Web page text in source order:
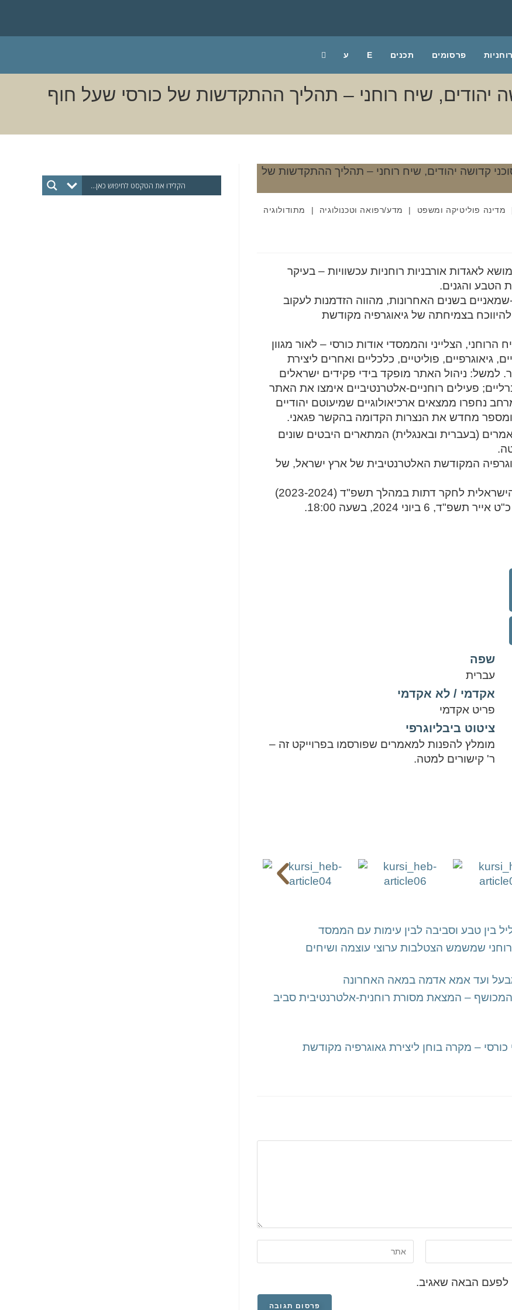
פרסומים תכנים E ע
יהודים, שיח רוחני – תהליך ההתקדשות של כורסי שעל חוף
מדינה פוליטיקה ומשפט | מדע/רפואה וטכנולוגיה |
מתודולוגיה
לאגדות אורבניות רוחניות עכשוויות – בעיקר
הטבע והגנים.
בשנים האחרונות, מהווה הזדמנות לעקוב
בצמיחתה של גיאוגרפיה מקודשת
הצלייני והממסדי אודות כורסי – לאור מגוון
פוליטיים, כלכליים ואחרים ליצירת
למשל: ניהול האתר מופקד בידי פקידים ישראלים
פעילים רוחניים-אלטרנטיביים אימצו את האתר
נחפרו ממצאים ארכיאולוגיים שמיעוטם יהודיים
ומספר מחדש את הנצרות הקדומה בהקשר פגאני.
(בעברית ובאנגלית) המתארים היבטים שונים
המקודשת האלטרנטיבית של ארץ ישראל, של
ההרצאה נכללה בסדרת הרצאות זוום של האגודה הישראלית לחקר דתות במהלך תשפ"ד (2023-2024)
2024, בשעה 18:00.
שפה
עברית
אקדמי / לא אקדמי
פריט אקדמי
ציטוט ביבליוגרפי
מומלץ להפנות למאמרים שפורסמו בפרוייקט זה –
ר' קישורים למטה.
בין טבע וסביבה לבין עימות עם הממסד
שמשמש הצטלבות ערוצי עוצמה ושיחים
מבעל ועד אמא אדמה במאה האחרונה
– המצאת מסורת רוחנית-אלטרנטיבית סביב
– מקרה בוחן ליצירת גאוגרפיה מקודשת
לפעם הבאה שאגיב.